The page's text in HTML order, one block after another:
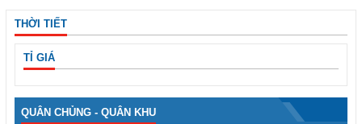
THỜI TIẾT
TỈ GIÁ
QUÂN CHỦNG - QUÂN KHU